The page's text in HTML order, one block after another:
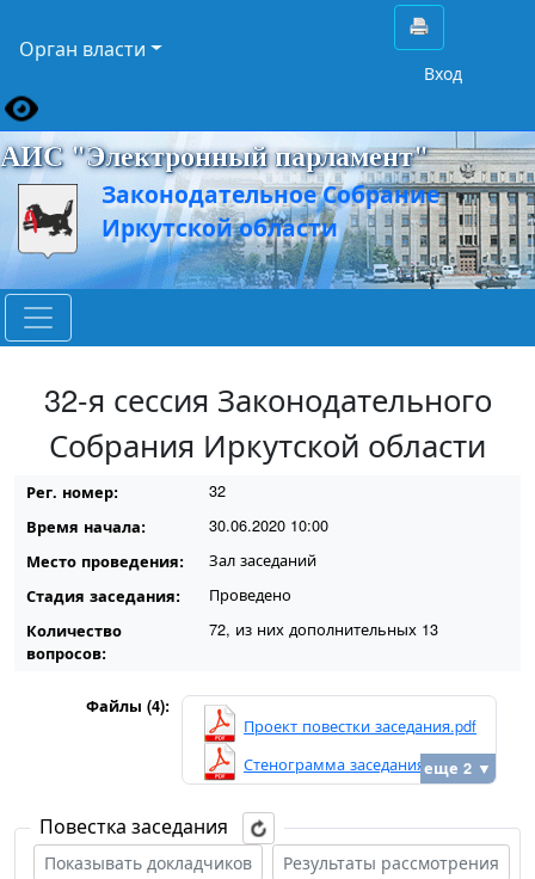
Орган власти
Вход
АИС "Электронный парламент"
Законодательное Собрание
Иркутской области
32-я сессия Законодательного
Собрания Иркутской области
Рег. номер: 32
Время начала: 30.06.2020 10:00
Место проведения: Зал заседаний
Стадия заседания: Проведено
Количество
вопросов:
72, из них дополнительных 13
Файлы (4):
еще 2 ▼
Проект повестки заседания.pdf
Стенограмма заседания.pdf
Повестка заседания
Показывать докладчиков Результаты рассмотрения